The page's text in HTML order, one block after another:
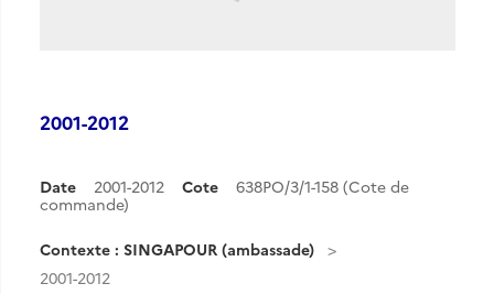
2001-2012
Date 2001-2012 Cote
638PO/3/1-158 (Cote de
commande)
Contexte : SINGAPOUR (ambassade)
2001-2012